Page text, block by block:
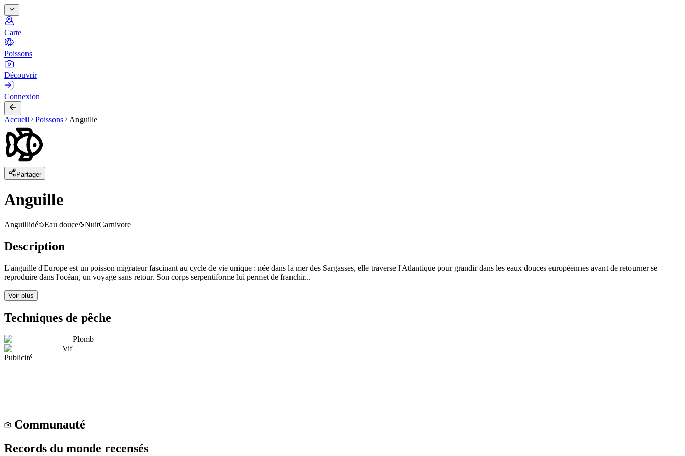
Carte
Poissons
Découvrir
Connexion
Accueil Poissons Anguille
Partager
Anguille
Anguillidé Eau douce NuitCarnivore
Description
L'anguille d'Europe est un poisson migrateur fascinant au cycle de vie unique : née dans la mer des Sargasses, elle traverse l'Atlantique pour grandir dans les eaux douces européennes avant de retourner se
reproduire dans l'océan, un voyage sans retour. Son corps serpentiforme lui permet de franchir...
Voir plus
Techniques de pêche
Plomb
Vif
Publicité
Communauté
Records du monde recensés